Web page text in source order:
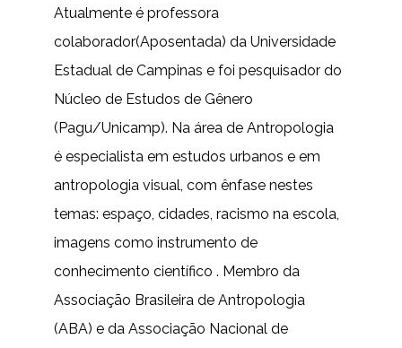
Atualmente é professora
colaborador(Aposentada) da Universidade
Estadual de Campinas e foi pesquisador do
Núcleo de Estudos de Gênero
(Pagu/Unicamp). Na área de Antropologia
é especialista em estudos urbanos e em
antropologia visual, com ênfase nestes
temas: espaço, cidades, racismo na escola,
imagens como instrumento de
conhecimento científico . Membro da
Associação Brasileira de Antropologia
(ABA) e da Associação Nacional de